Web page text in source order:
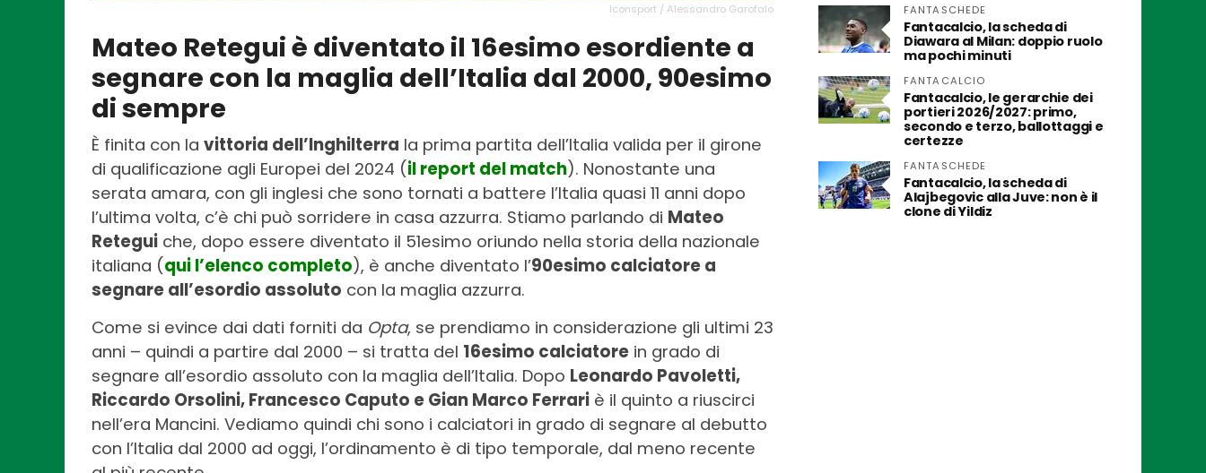
Iconsport / Alessandro Garofalo
Mateo Retegui è diventato il 16esimo esordiente a
segnare con la maglia dell’Italia dal 2000, 90esimo
di sempre
È finita con la vittoria dell’Inghilterra la prima partita dell’Italia valida per il girone
di qualificazione agli Europei del 2024 (il report del match). Nonostante una
serata amara, con gli inglesi che sono tornati a battere l’Italia quasi 11 anni dopo
l’ultima volta, c’è chi può sorridere in casa azzurra. Stiamo parlando di Mateo
Retegui che, dopo essere diventato il 51esimo oriundo nella storia della nazionale
italiana (qui l’elenco completo), è anche diventato l’90esimo calciatore a
segnare all’esordio assoluto con la maglia azzurra.
Come si evince dai dati forniti da Opta, se prendiamo in considerazione gli ultimi 23
anni – quindi a partire dal 2000 – si tratta del 16esimo calciatore in grado di
segnare all’esordio assoluto con la maglia dell’Italia. Dopo Leonardo Pavoletti,
Riccardo Orsolini, Francesco Caputo e Gian Marco Ferrari è il quinto a riuscirci
nell’era Mancini. Vediamo quindi chi sono i calciatori in grado di segnare al debutto
con l’Italia dal 2000 ad oggi, l’ordinamento è di tipo temporale, dal meno recente
FANTASCHEDE
Fantacalcio, la scheda di
Diawara al Milan: doppio ruolo
ma pochi minuti
FANTACALCIO
Fantacalcio, le gerarchie dei
portieri 2026/2027: primo,
secondo e terzo, ballottaggi e
certezze
FANTASCHEDE
Fantacalcio, la scheda di
Alajbegovic alla Juve: non è il
clone di Yildiz